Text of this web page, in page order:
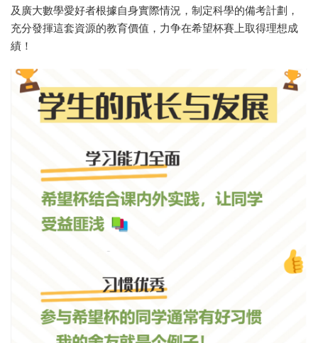
及廣大數學愛好者根據自身實際情況，制定科學的備考計劃，
充分發揮這套資源的教育價值，力争在希望杯賽上取得理想成
績！